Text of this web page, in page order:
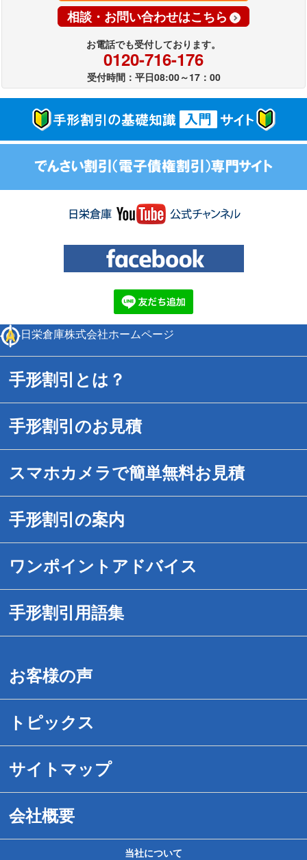
相談・お問い合わせはこちら
お電話でも受付しております。
0120-716-176
受付時間：平日08:00～17：00
日栄倉庫株式会社ホームページ
手形割引とは？
手形割引のお見積
スマホカメラで簡単無料お見積
手形割引の案内
手形割引のご案内
送金対応時間を拡大
手続きは簡単です
民事再生企業様へ
ワンポイントアドバイス
1.危ない手形の見分け方
3.危ない手形割引業者の見分け方
4.危ない取引先の見分け方
手形割引用語集
手形割引用語集（か－こ）
手形割引用語集（さ－そ）
形割引用語集（た－と）
お客様の声
トピックス
サイトマップ
会社概要
当社について